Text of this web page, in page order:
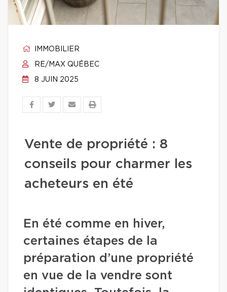
IMMOBILIER
RE/MAX QUÉBEC
8 JUIN 2025
Vente de propriété : 8
conseils pour charmer les
acheteurs en été
En été comme en hiver,
certaines étapes de la
préparation d’une propriété
en vue de la vendre sont